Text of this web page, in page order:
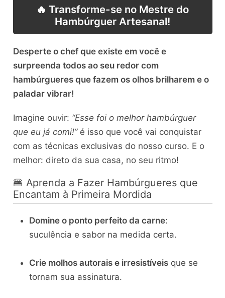
🔥 Transforme-se no Mestre do
Hambúrguer Artesanal!
Desperte o chef que existe em você e
surpreenda todos ao seu redor com
hambúrgueres que fazem os olhos brilharem e o
paladar vibrar!
Imagine ouvir: “Esse foi o melhor hambúrguer
que eu já comi!” é isso que você vai conquistar
com as técnicas exclusivas do nosso curso. E o
melhor: direto da sua casa, no seu ritmo!
🍔 Aprenda a Fazer Hambúrgueres que
Encantam à Primeira Mordida
Domine o ponto perfeito da carne:
suculência e sabor na medida certa.
Crie molhos autorais e irresistíveisque se
tornam sua assinatura.